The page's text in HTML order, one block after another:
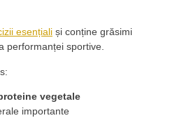
esențiali și conține grăsimi
performanței sportive.
vegetale
importante